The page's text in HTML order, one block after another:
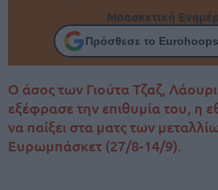
Μπασκετική
Πρόσθεσε το
Ο άσος των Γιούτα Τζαζ,
εξέφρασε την επιθυμία του, η
να παίξει στα ματς των
Ευρωμπάσκετ (27/8-14/9).